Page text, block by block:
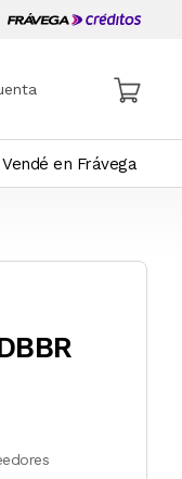
Vendé en Frávega